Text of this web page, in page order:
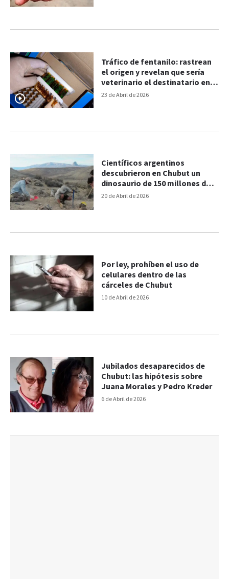
23 de Abril de 2026
Tráfico de fentanilo: rastrean
el origen y revelan que sería
veterinario el destinatario en
Chubut
20 de Abril de 2026
Científicos argentinos
descubrieron en Chubut un
dinosaurio de 150 millones de
años
10 de Abril de 2026
Por ley, prohíben el uso de
celulares dentro de las
cárceles de Chubut
6 de Abril de 2026
Jubilados desaparecidos de
Chubut: las hipótesis sobre
Juana Morales y Pedro Kreder